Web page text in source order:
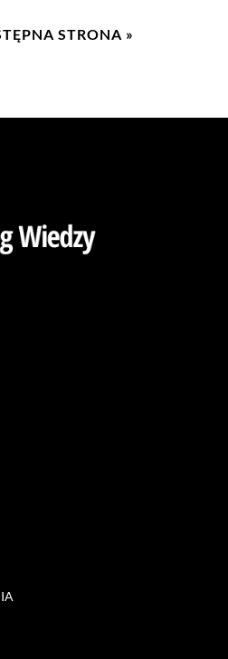
STRONA »